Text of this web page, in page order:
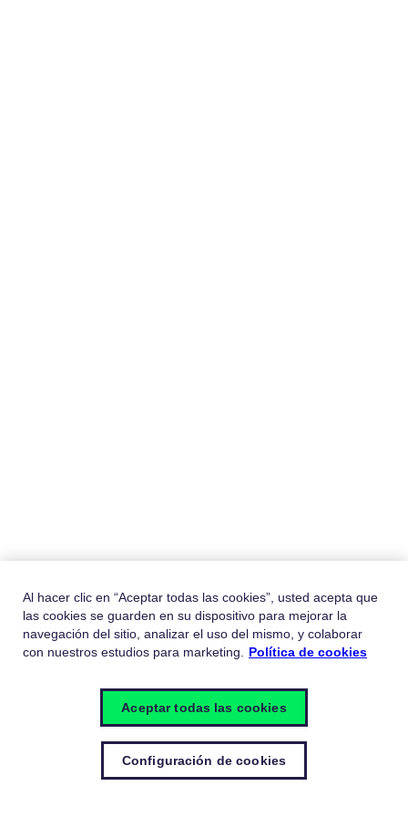
Al hacer clic en “Aceptar todas las cookies”, usted acepta que
las cookies se guarden en su dispositivo para mejorar la
navegación del sitio, analizar el uso del mismo, y colaborar
con nuestros estudios para marketing.
Política de cookies
Configuración de cookies
Aceptar todas las cookies